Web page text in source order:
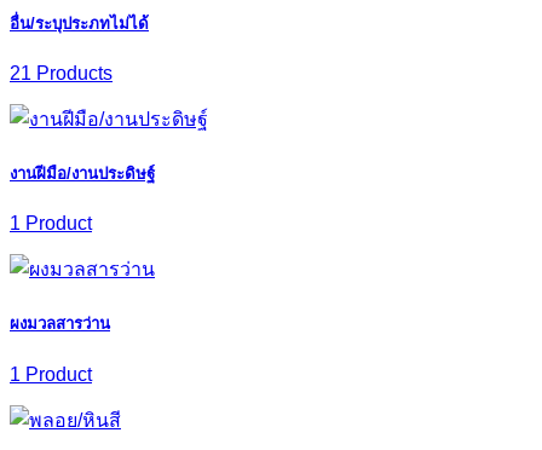
อื่น/ระบุประภทไม่ได้
21 Products
งานฝีมือ/งานประดิษฐ์
1 Product
ผงมวลสารว่าน
1 Product